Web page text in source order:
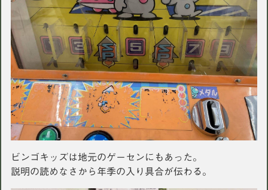
ビンゴキッズは地元のゲーセンにもあった。
説明の読めなさから年季の入り具合が伝わる。